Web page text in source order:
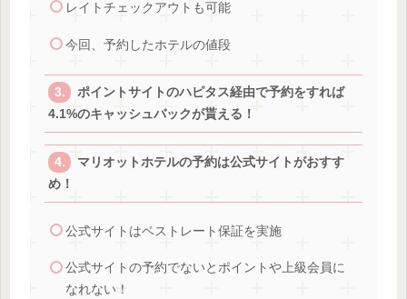
レイトチェックアウトも可能
今回、予約したホテルの値段
ポイントサイトのハピタス経由で予約をすれば
4.1%のキャッシュバックが貰える！
マリオットホテルの予約は公式サイトがおすす
め！
公式サイトはベストレート保証を実施
公式サイトの予約でないとポイントや上級会員に
なれない！